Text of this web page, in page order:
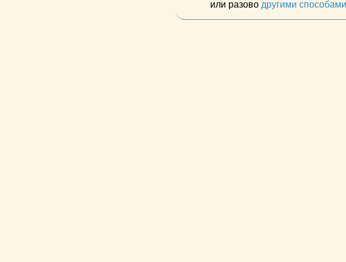
или разово другими способами